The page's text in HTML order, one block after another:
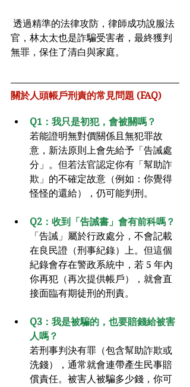
官，林太太也是詐騙受害者，最終獲判
無罪，保住了清白與家庭。
關於人頭帳戶刑責的常見問題 (FAQ)
Q1：我只是初犯，會被關嗎？
若能證明無對價關係且無犯罪故
意，新法原則上會先給予「告誡處
分」。但若法官認定你有「幫助詐
欺」的不確定故意（例如：你覺得
怪怪的還給），仍可能判刑。
Q2：收到「告誡書」會有前科嗎？
「告誡」屬於行政處分，不會記載
在良民證（刑事紀錄）上。但這個
紀錄會存在警政系統中，若 5 年內
你再犯（再次提供帳戶），就會直
接面臨有期徒刑的刑責。
Q3：我是被騙的，也要賠錢給被害
人嗎？
若刑事判決有罪（包含幫助詐欺或
洗錢），通常就會連帶產生民事賠
償責任。被害人被騙多少錢，你可